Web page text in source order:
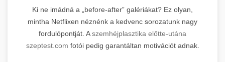
Ki ne imádná a „before-after” galériákat? Ez olyan,
mintha Netflixen néznénk a kedvenc sorozatunk nagy
fordulópontját. Aszemhéjplasztika előtte-utána
szeptest.com fotói pedig garantáltan motivációt adnak.